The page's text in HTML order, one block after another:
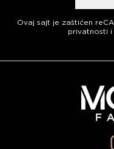
Ovaj sajt je zaštićen
privatnosti i